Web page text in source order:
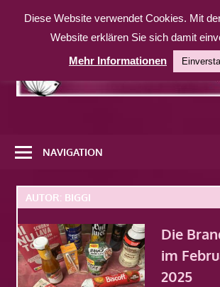
Inhalt
weitere
Website
NAVIGATION
AUTOR: BIGGI
Die
im
2025
Diese Website verwendet Cookies. Mit
Website erklären Sie sich damit
Mehr Informationen